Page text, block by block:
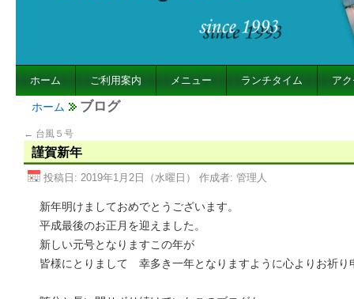
ホーム ご利用案内 メニュー ランチタイム ア
ホーム ブログ
← 台風５号
謹賀新年
投稿日: 2019年1月2日（水曜日） 作成者: 管理人
新年明けましておめでとうございます。
平成最後のお正月を迎えました。
新しい元号となりますこの年が
皆様にとりまして 幸多き一年となりますように心よりお祈り